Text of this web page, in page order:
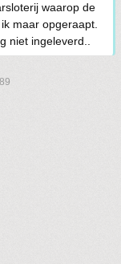
waarop de
maar opgeraapt.
niet ingeleverd..